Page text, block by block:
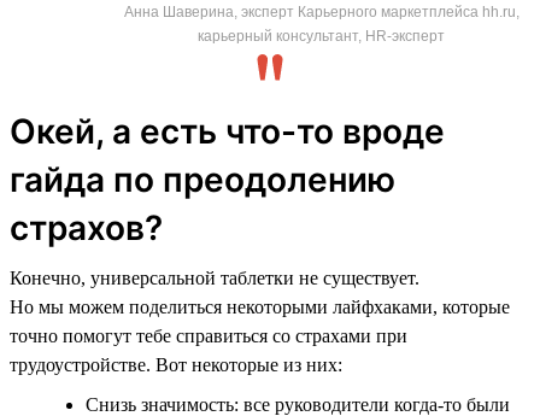
Анна Шаверина, эксперт Карьерного маркетплейса hh.ru,
карьерный консультант, HR-эксперт
Окей, а есть что-то вроде
гайда по преодолению
страхов?
Конечно, универсальной таблетки не существует.
Но мы можем поделиться некоторыми лайфхаками, которые
точно помогут тебе справиться со страхами при
трудоустройстве. Вот некоторые из них:
Снизь значимость: все руководители когда-то были